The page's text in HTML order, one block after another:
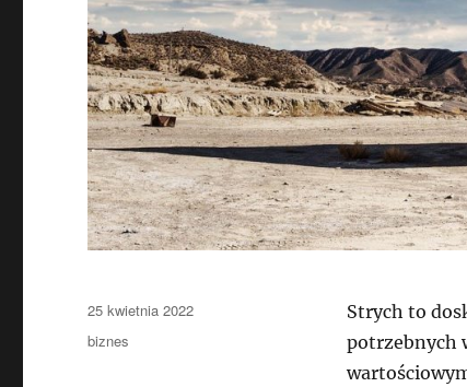
Strych to
potrzebnych
Data
publikacji
25 kwietnia 2022
Kategorie
biznes